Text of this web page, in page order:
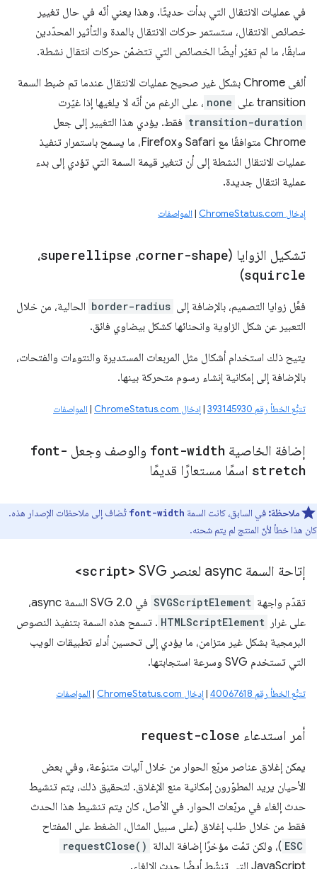
في عمليات الانتقال التي بدأت حديثًا. وهذا يعني أنّه في حال تغيير
خصائص الانتقال، ستستمر حركات الانتقال بالمدة والتأثير المحدّدين
سابقًا، ما لم تغيّر أيضًا الخصائص التي تتضمّن حركات انتقال نشطة.
ألغى Chrome بشكل غير صحيح عمليات الانتقال عندما تم ضبط السمة
transition على
none ، على الرغم من أنّه لا يلغيها إذا غيّرت
transition-duration فقط. يؤدي هذا التغيير إلى جعل
Chrome متوافقًا مع Safari وFirefox، ما يسمح باستمرار تنفيذ
عمليات الانتقال النشطة إلى أن تتغير قيمة السمة التي تؤدي إلى بدء
عملية انتقال جديدة.
إدخال ChromeStatus.com |المواصفات
تشكيل الزوايا (corner-shape، superellipse،
squircle
)
فعِّل زوايا التصميم، بالإضافة إلى border-radius الحالية، من خلال
التعبير عن شكل الزاوية وانحنائها كشكل بيضاوي فائق.
يتيح ذلك استخدام أشكال مثل المربعات المستديرة والنتوءات والفتحات،
بالإضافة إلى إمكانية إنشاء رسوم متحركة بينها.
تتبُّع الخطأ رقم 393145930 |إدخال ChromeStatus.com |المواصفات
إضافة الخاصية font-width والوصف وجعل font-
stretch اسمًا مستعارًا قديمًا
ملاحظة: في السابق، كانت السمة font-width تُضاف إلى ملاحظات الإصدار هذه.
كان هذا خطأ لأنّ المنتج لم يتم شحنه.
إتاحة السمة async لعنصر SVG <script>
تقدّم واجهة SVGScriptElement
في SVG 2.0 السمة async،
على غرار HTMLScriptElement . تسمح هذه السمة بتنفيذ النصوص
البرمجية بشكل غير متزامن، ما يؤدي إلى تحسين أداء تطبيقات الويب
التي تستخدم SVG وسرعة استجابتها.
تتبُّع الخطأ رقم 40067618 |إدخال ChromeStatus.com |المواصفات
أمر استدعاء request-close
يمكن إغلاق عناصر مربّع الحوار من خلال آليات متنوّعة، وفي بعض
الأحيان يريد المطوّرون إمكانية منع الإغلاق. لتحقيق ذلك، يتم تنشيط
حدث إلغاء في مربّعات الحوار. في الأصل، كان يتم تنشيط هذا الحدث
فقط من خلال طلب إغلاق (على سبيل المثال، الضغط على المفتاح
ESC )، ولكن تمّت مؤخرًا إضافة الدالة requestClose()
JavaScript التي تنشّط أيضًا حدث الإلغاء.